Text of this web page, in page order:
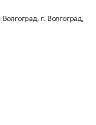
г. Волгоград,